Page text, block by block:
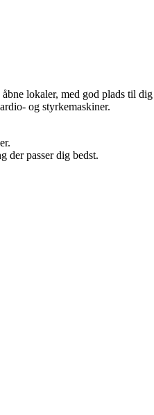
lokaler, med god plads til
og styrkemaskiner.
der passer dig bedst.